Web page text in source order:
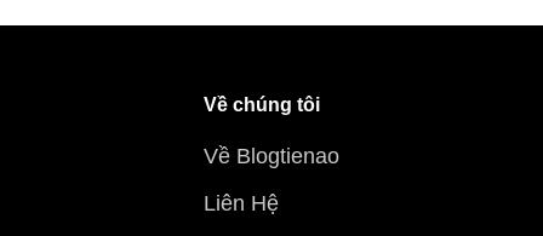
Về chúng tôi
Về Blogtienao
Liên Hệ